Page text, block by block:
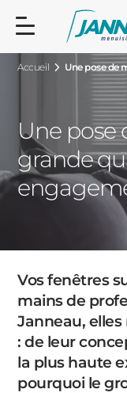
Accueil Une pose de
Une pose
grande
Vos fenêtres
mains de
Janneau,
: de leur
la plus haute
pourquoi le
FENÊTRES ET
PORTES
VOLETS
PERGOLAS
PORTAILS ET